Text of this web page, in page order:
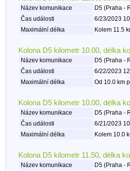
Název komunikace
D5 (Praha -
Čas události
6/23/2023
Maximální délka
Kolem 11.5
Kolona D5 kilometr 10.00, délka
Název komunikace
D5 (Praha -
Čas události
6/22/2023
Maximální délka
Od 10.0 km
Kolona D5 kilometr 10.00, délka
Název komunikace
D5 (Praha -
Čas události
6/21/2023
Maximální délka
Kolem 10.0
Kolona D5 kilometr 11.50, délka
Název komunikace
D5 (Praha -